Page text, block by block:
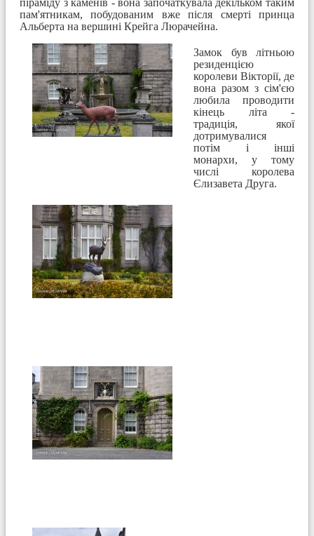
піраміду з каменів - вона започаткувала декільком таким
пам'ятникам, побудованим вже після смерті принца
Альберта на вершині Крейга Люрачейна.
Замок був літньою
резиденцією
королеви Вікторії, де
вона разом з сім'єю
любила проводити
кінець літа -
традиція, якої
дотримувалися
потім і інші
монархи, у тому
числі королева
Єлизавета Друга.